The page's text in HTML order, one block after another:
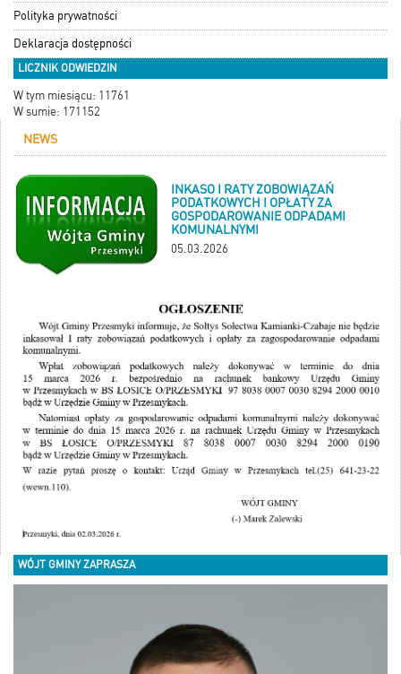
Polityka prywatności
Deklaracja dostępności
LICZNIK ODWIEDZIN
W tym miesiącu: 11761
W sumie: 171152
NEWS
INKASO I RATY ZOBOWIĄZAŃ
PODATKOWYCH I OPŁATY ZA
GOSPODAROWANIE ODPADAMI
KOMUNALNYMI
05.03.2026
WÓJT GMINY ZAPRASZA